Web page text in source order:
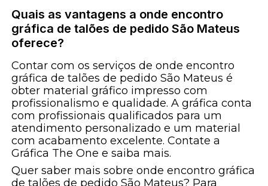
Quais as vantagens a onde encontro
gráfica de talões de pedido São Mateus
oferece?
Contar com os serviços de onde encontro
gráfica de talões de pedido São Mateus é
obter material gráfico impresso com
profissionalismo e qualidade. A gráfica conta
com profissionais qualificados para um
atendimento personalizado e um material
com acabamento excelente. Contate a
Gráfica The One e saiba mais.
Quer saber mais sobre onde encontro gráfica
de talões de pedido São Mateus? Para